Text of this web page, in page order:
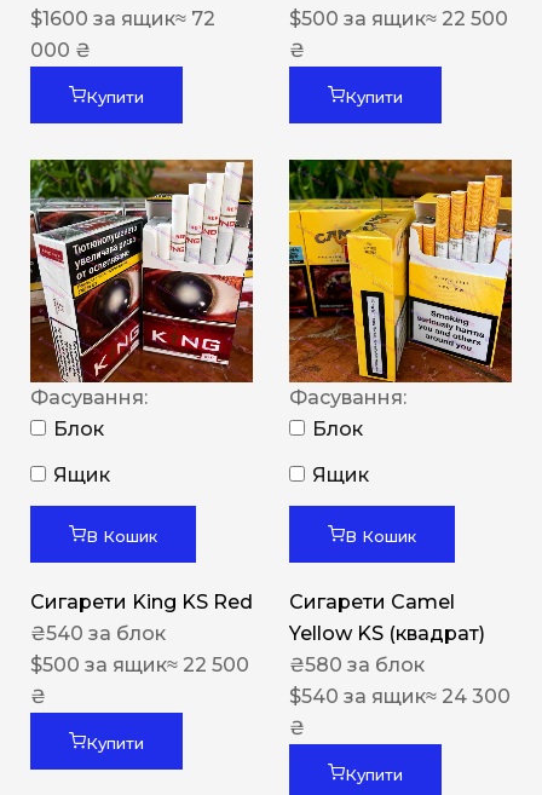
$1600 за ящик≈ 72
000 ₴
Купити
$500 за ящик≈ 22 500
₴
Купити
Фасування:
Блок
Ящик
В Кошик
Сигарети King KS Red
₴540 за блок
$500 за ящик≈ 22 500
₴
Купити
Фасування:
Блок
Ящик
В Кошик
Сигарети Camel
Yellow KS (квадрат)
₴580 за блок
$540 за ящик≈ 24 300
₴
Купити